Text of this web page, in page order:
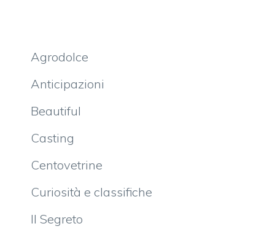
Agrodolce
Anticipazioni
Beautiful
Casting
Centovetrine
Curiosità e classifiche
Il Segreto